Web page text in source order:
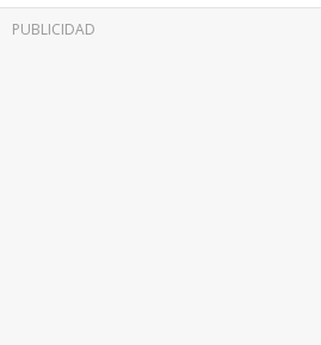
PUBLICIDAD